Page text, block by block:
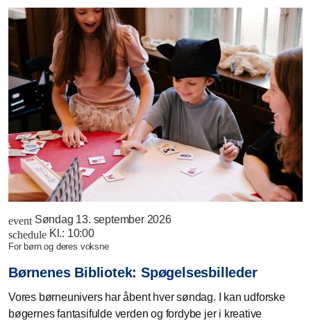
event Søndag 13. september 2026
schedule Kl.: 10:00
for børn og deres voksne
Børnenes Bibliotek: Spøgelsesbilleder
Vores børneunivers har åbent hver søndag. I kan udforske
bøgernes fantasifulde verden og fordybe jer i kreative